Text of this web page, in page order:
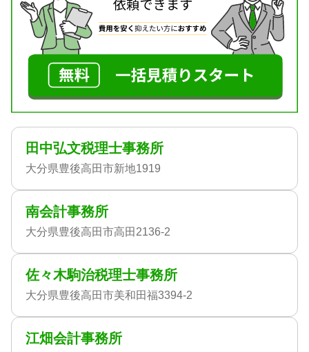
田中弘文税理士事務所
大分県豊後高田市新地1919
南会計事務所
大分県豊後高田市高田2136-2
佐々木駒治税理士事務所
大分県豊後高田市美和田福3394-2
江畑会計事務所